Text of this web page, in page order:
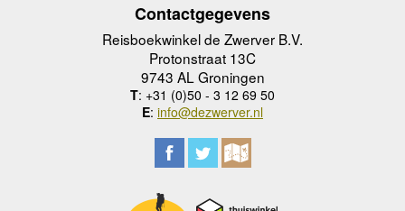
Contactgegevens
Reisboekwinkel de Zwerver B.V.
Protonstraat 13C
9743 AL Groningen
T: +31 (0)50 - 3 12 69 50
E: info@dezwerver.nl